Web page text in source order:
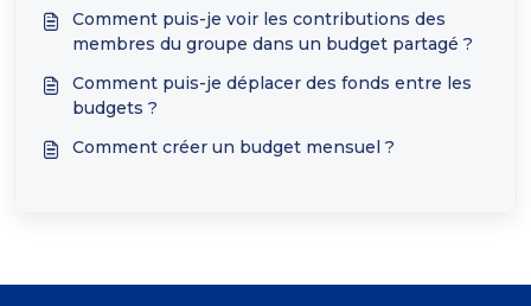
Comment puis-je voir les contributions des
membres du groupe dans un budget partagé ?
Comment puis-je déplacer des fonds entre les
budgets ?
Comment créer un budget mensuel ?